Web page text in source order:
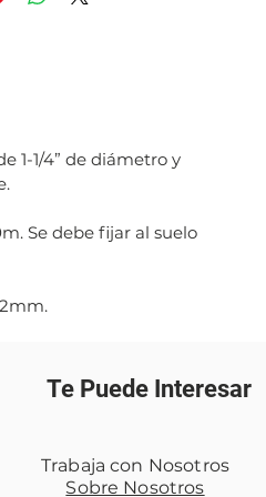
1-1/4” de diámetro y
Se debe fijar al suelo
Te Puede Interesar
Trabaja con Nosotros
Sobre Nosotros